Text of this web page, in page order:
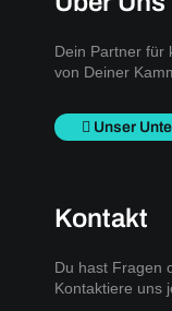
Dein Partner für
von Deiner
Unser
Kontakt
Du hast Fragen
Kontaktiere uns